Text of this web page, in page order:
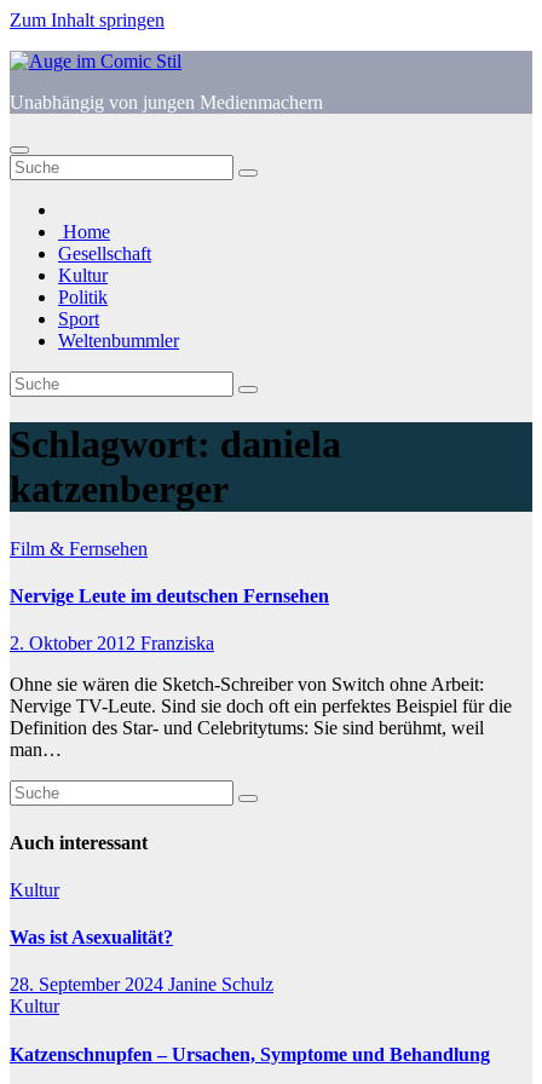
Zum Inhalt springen
Unabhängig von jungen Medienmachern
Home
Gesellschaft
Kultur
Politik
Sport
Weltenbummler
Schlagwort: daniela
katzenberger
Film & Fernsehen
Nervige Leute im deutschen Fernsehen
2. Oktober 2012 Franziska
Ohne sie wären die Sketch-Schreiber von Switch ohne Arbeit:
Nervige TV-Leute. Sind sie doch oft ein perfektes Beispiel für die
Definition des Star- und Celebritytums: Sie sind berühmt, weil
man…
Auch interessant
Kultur
Was ist Asexualität?
28. September 2024 Janine Schulz
Kultur
Katzenschnupfen – Ursachen, Symptome und Behandlung